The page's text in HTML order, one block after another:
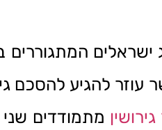
ישראלים
עוזר להגיע
מתמודדים